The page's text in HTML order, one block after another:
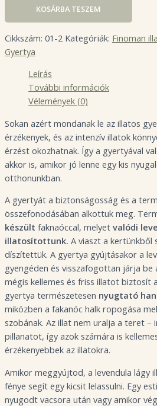
KOSÁRBA TESZEM
Cikkszám: 01-2 Kategóriák: Finoman
Gyertya
Leírás
További információk
Vélemények (0)
Sokan azért mondanak le az illatos
érzékenyek, és az intenzív illatok
érzést okozhatnak. Így a gyertyával
akkor is, amikor jó lenne egy kis
otthonunkban.
A gyertyát a biztonságosság és a
összefonodásában alkottuk meg.
készült faknaóccal, melyet valódi
illatosítottunk. A viaszt a kertünkből
díszítettük. A gyertya gyújtásakor a
gyengéden és visszafogottan járja
mégis kellemes és friss illatot biztosít
gyertya természetesen nyugtató
miközben a fakanóc halk ropogása
szobának. Az illat nem uralja a teret –
pillanatot, így azok számára is
érzékenyebbek az illatokra.
Amikor meggyújtod, a levendula lágy
fénye segít egy kicsit lelassulni. Egy
nyugodt vacsora után vagy amikor